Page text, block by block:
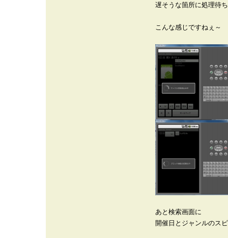
遅そうな箇所に処理待
こんな感じですねぇ～
あと検索画面に
開催日とジャンルのス